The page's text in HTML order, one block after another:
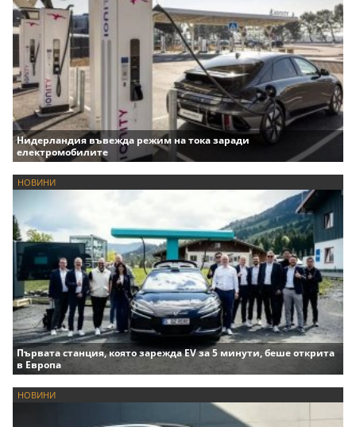
Нидерландия въвежда режим на тока заради
електромобилите
НОВИНИ
Първата станция, която зарежда EV за 5 минути, беше открита
в Европа
НОВИНИ